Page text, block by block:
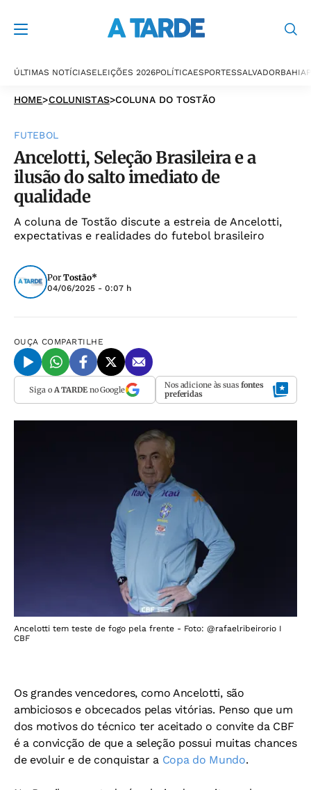
ÚLTIMAS NOTÍCIASELEIÇÕES 2026POLÍTICAESPORTESSALVADORBAHIA
HOME>COLUNISTAS>COLUNA DO TOSTÃO
FUTEBOL
Ancelotti, Seleção Brasileira e a
ilusão do salto imediato de
qualidade
A coluna de Tostão discute a estreia de Ancelotti,
expectativas e realidades do futebol brasileiro
Por Tostão*
04/06/2025 - 0:07 h
OUÇA COMPARTILHE
Siga o A TARDEno Google Nos adicione às suas fontes
preferidas
Ancelotti tem teste de fogo pela frente - Foto: @rafaelribeirorio I
CBF
Os grandes vencedores, como Ancelotti, são
ambiciosos e obcecados pelas vitórias. Penso que um
dos motivos do técnico ter aceitado o convite da CBF
é a convicção de que a seleção possui muitas chances
de evoluir e de conquistar a Copa do Mundo.